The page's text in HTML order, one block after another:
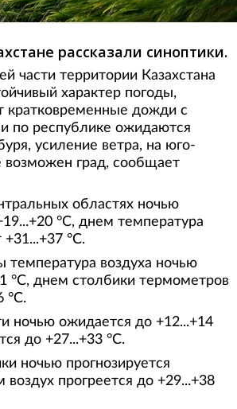
рассказали синоптики.
части территории Казахстана
характер погоды,
кратковременные дожди с
по республике ожидаются
усиление ветра, на юго-
возможен град, сообщает
областях ночью
°С, днем температура
+31...+37 °С.
температура воздуха ночью
°С, днем столбики термометров
°С.
ночью ожидается до +12...+14
до +27...+33 °С.
ночью прогнозируется
воздух прогреется до +29...+38